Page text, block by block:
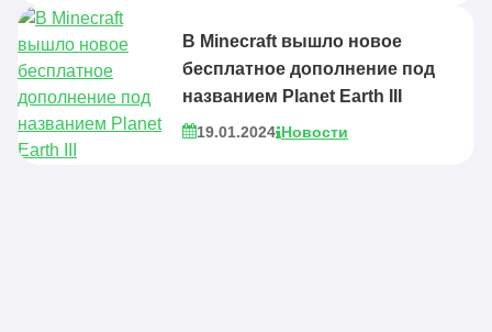
В Minecraft вышло новое
бесплатное дополнение под
названием Planet Earth III
19.01.2024 Новости